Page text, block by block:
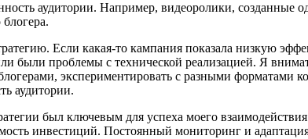
аудитории. Например, видеоролики, созданные
Если какая-то кампания показала низкую
были проблемы с технической реализацией. Я
экспериментировать с разными
аудитории.
был ключевым для успеха моего
инвестиций. Постоянный мониторинг и